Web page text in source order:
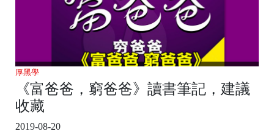
厚黑學
《富爸爸，窮爸爸》讀書筆記，建議
收藏
2019-08-20